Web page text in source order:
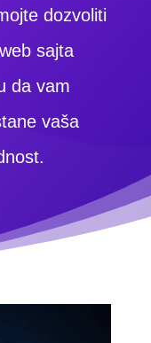
dozvoliti
sajta
da vam
vaša